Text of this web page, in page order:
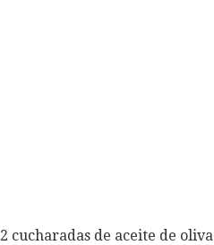
2 cucharadas de aceite de oliva